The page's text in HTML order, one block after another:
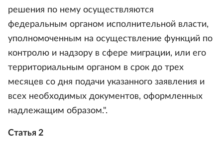
решения по нему осуществляются
федеральным органом исполнительной власти,
уполномоченным на осуществление функций по
контролю и надзору в сфере миграции, или его
территориальным органом в срок до трех
месяцев со дня подачи указанного заявления и
всех необходимых документов, оформленных
надлежащим образом.".
Статья 2